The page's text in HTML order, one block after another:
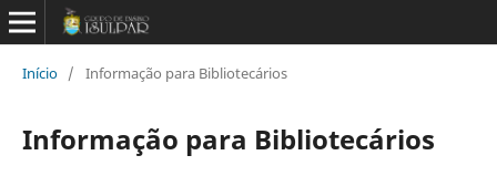
Início / Informação para Bibliotecários
Informação para Bibliotecários